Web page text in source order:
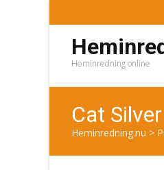
Heminredning online
Cat
Heminredning.nu >